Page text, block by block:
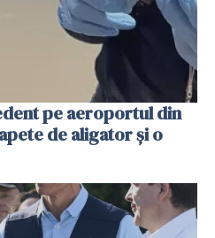
pe aeroportul din
de aligator și o